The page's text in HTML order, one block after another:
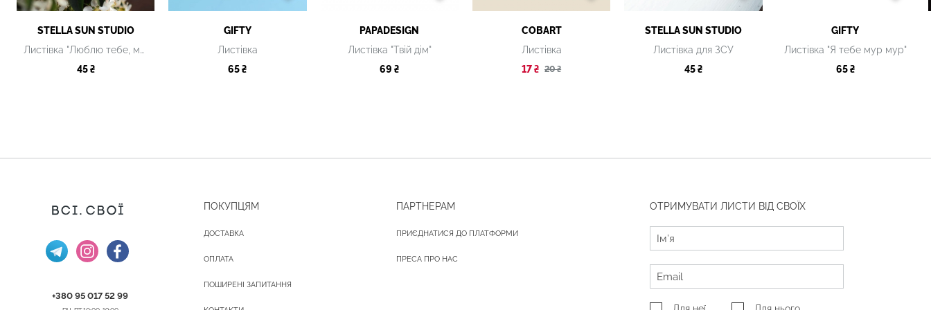
STELLA SUN STUDIO
Листівка "Люблю тебе, матусю"
45 ₴
GIFTY
Листівка
65 ₴
PAPADESIGN
Листівка "Твій дім"
69 ₴
COBART
Листівка
17 ₴ 20 ₴
STELLA SUN STUDIO
Листівка для ЗСУ
45 ₴
GIFTY
Листівка "Я тебе мур мур"
65 ₴
+380 95 017 52 99
ПОКУПЦЯМ
ДОСТАВКА
ОПЛАТА
ПОШИРЕНІ ЗАПИТАННЯ
ПАРТНЕРАМ
ПРИЄДНАТИСЯ ДО ПЛАТФОРМИ
ПРЕСА ПРО НАС
ОТРИМУВАТИ ЛИСТИ ВІД СВОЇХ